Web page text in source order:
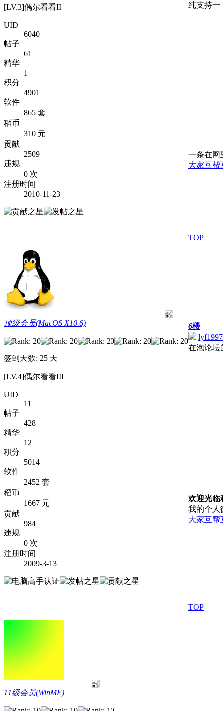
[LV.3]偶尔看看II
UID
6040
帖子
61
精华
1
积分
4901
软件
865 套
稻币
310 元
贡献
2509
违规
0 次
注册时间
2010-11-23
纯支持一
一条在网
大家互帮
TOP
顶级会员(MacOS X10.6)
签到天数: 25 天
[LV.4]偶尔看看III
UID
11
帖子
428
精华
12
积分
5014
软件
2452 套
稻币
1667 元
贡献
984
违规
0 次
注册时间
2009-3-13
6楼
lyf1997
在泡论坛
欢迎光临
我的个人
大家互帮
TOP
11级会员(WinME)